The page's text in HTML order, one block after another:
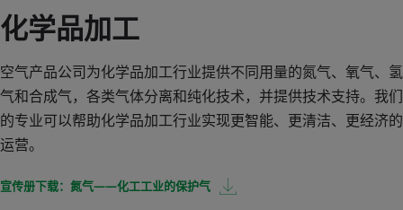
化学品加工
空气产品公司为化学品加工行业提供不同用量的氮气、氧气、氢
气和合成气，各类气体分离和纯化技术，并提供技术支持。我们
的专业可以帮助化学品加工行业实现更智能、更清洁、更经济的
运营。
宣传册下载：氮气——化工工业的保护气